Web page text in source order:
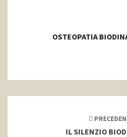
OSTEOPATIA
IL SILENZIO